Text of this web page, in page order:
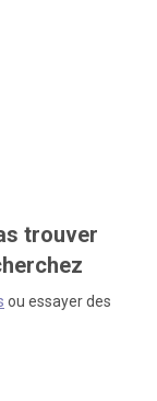
trouver
ou essayer des